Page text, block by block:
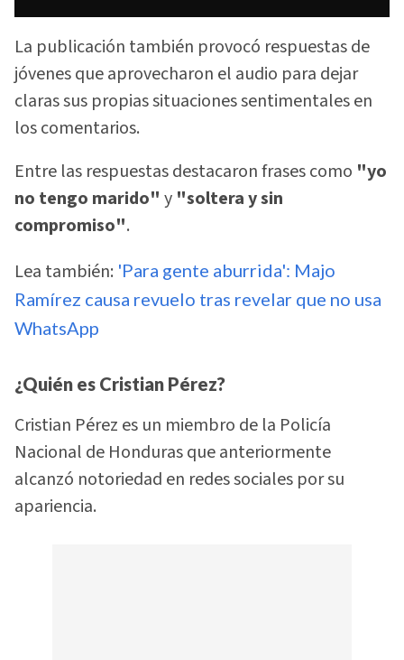
La publicación también provocó respuestas de
jóvenes que aprovecharon el audio para dejar
claras sus propias situaciones sentimentales en
los comentarios.
Entre las respuestas destacaron frases como "yo
no tengo marido" y "soltera y sin
compromiso".
Lea también: 'Para gente aburrida': Majo
Ramírez causa revuelo tras revelar que no usa
WhatsApp
¿Quién es Cristian Pérez?
Cristian Pérez es un miembro de la Policía
Nacional de Honduras que anteriormente
alcanzó notoriedad en redes sociales por su
apariencia.